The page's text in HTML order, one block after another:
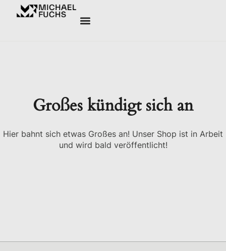
Großes kündigt sich an
Hier bahnt sich etwas Großes an! Unser Shop ist in Arbeit
und wird bald veröffentlicht!